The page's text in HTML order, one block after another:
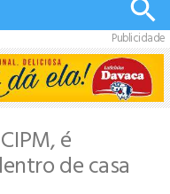
Publicidade
é
de casa